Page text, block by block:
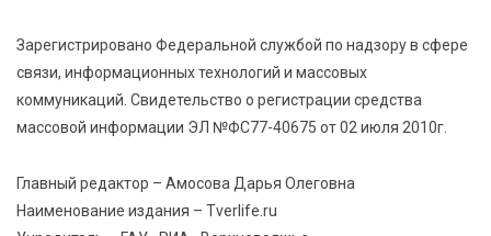
На Петербургском марафоне «Пушкин — Петербург»
появится новая беговая трасса для
профессиональных спортсменов
От звёздочек к чемпионам: в Твери отметили
заслуги тренеров и атлетов
Зарегистрировано Федеральной службой по надзору в сфере
связи, информационных технологий и массовых
коммуникаций. Свидетельство о регистрации средства
массовой информации ЭЛ №ФС77-40675 от 02 июля 2010г.
Главный редактор – Амосова Дарья Олеговна
Наименование издания – Tverlife.ru